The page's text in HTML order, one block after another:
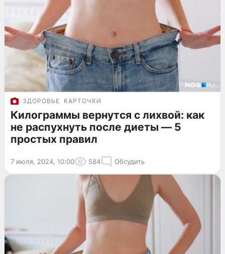
ЗДОРОВЬЕ КАРТОЧКИ
Килограммы вернутся с лихвой: как
не распухнуть после диеты — 5
простых правил
7 июля, 2024, 10:00 584 Обсудить